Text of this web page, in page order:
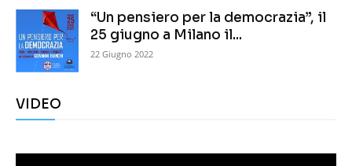
“Un pensiero per la democrazia”, il
25 giugno a Milano il...
22 Giugno 2022
VIDEO